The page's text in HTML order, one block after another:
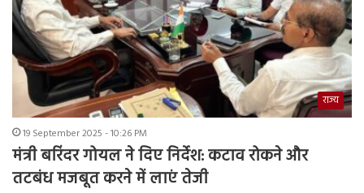
राज्य
19 September 2025 - 10:26 PM
मंत्री बरिंदर गोयल ने दिए निर्देश: कटाव रोकने और
तटबंध मजबूत करने में लाएं तेजी